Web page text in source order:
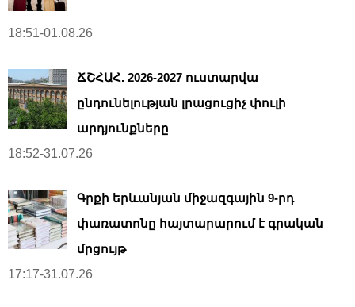
18:51-01.08.26
ՃՇՀԱՀ. 2026-2027 ուստարվա
ընդունելության լրացուցիչ փուլի
արդյունքները
18:52-31.07.26
Գրքի երևանյան միջազգային 9-րդ
փառատոնը հայտարարում է գրական
մրցույթ
17:17-31.07.26